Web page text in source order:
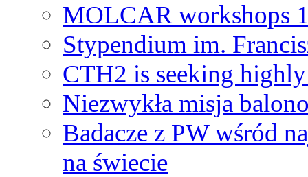
MOLCAR workshops
Stypendium im.
CTH2 is seeking
Niezwykła misja
Badacze z PW wśród
na świecie